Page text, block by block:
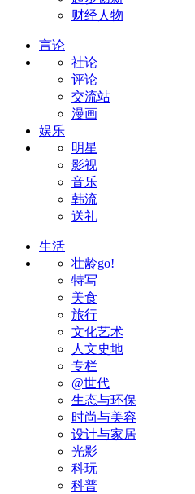
财经人物
言论
社论
评论
交流站
漫画
娱乐
明星
影视
音乐
韩流
送礼
生活
壮龄go!
特写
美食
旅行
文化艺术
人文史地
专栏
@世代
生态与环保
时尚与美容
设计与家居
光影
科玩
科普